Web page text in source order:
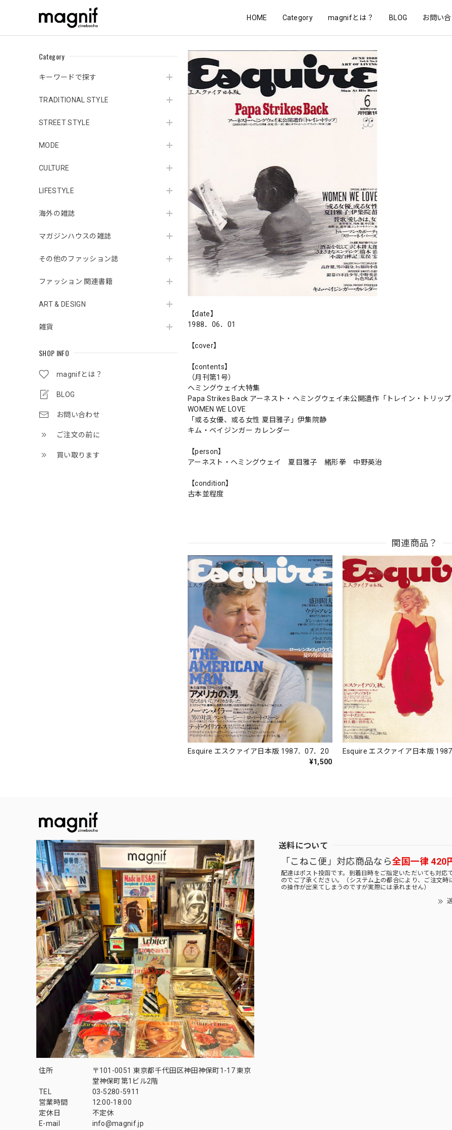
HOME Category magnifとは？ BLOG お問い
Category
キーワードで探す
TRADITIONAL STYLE
STREET STYLE
MODE
CULTURE
LIFESTYLE
海外の雑誌
マガジンハウスの雑誌
その他のファッション誌
ファッション 関連書籍
ART & DESIGN
雑貨
SHOP INFO
magnifとは？
BLOG
お問い合わせ
ご注文の前に
買い取ります
【date】
1988．06．01
【cover】
【contents】
（月刊第1号）
ヘミングウェイ大特集
Papa Strikes Back アーネスト・ヘミングウェイ未公開遺作「トレイン・トリッ
WOMEN WE LOVE
「或る女優、或る女性 夏目雅子」伊集院静
キム・ベイジンガー カレンダー
【person】
アーネスト・ヘミングウェイ 夏目雅子 緒形拳 中野英治
【condition】
古本並程度
関連商品？
Esquire エスクァイア日本版 1987．07．20
¥1,500
Esquire エスクァイア日本版
住所
〒101-0051 東京都千代田区神田神保町1-17 東京
堂神保町第1ビル2階
TEL
03-5280-5911
営業時間
12:00-18:00
定休日
不定休
E-mail
info@magnif.jp
送料について
「こねこ便」対応商品なら全国一律 420
配達はポスト投函です。到着日時をご指定いただいても対応
のでご了承ください。（システム上の都合により、ご注文時
の操作が出来てしまうのですが実際には承れません）